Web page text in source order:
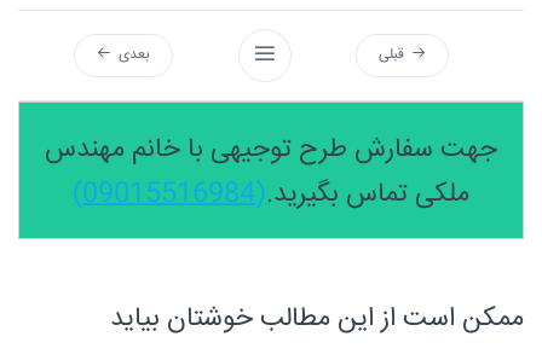
قبلی بعدی
جهت سفارش طرح توجیهی با خانم مهندس
ملکی تماس بگیرید.(09015516984)
ممکن است از این مطالب خوشتان بیاید